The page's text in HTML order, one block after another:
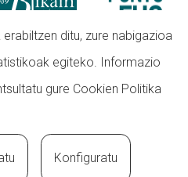
ditu, zure nabigazioa
egiteko. Informazio
gure Cookien Politika
Konfiguratu